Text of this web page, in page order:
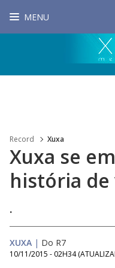
MENU
Record Xuxa
Xuxa se
história de
.
XUXA | Do R7
10/11/2015 - 02H34